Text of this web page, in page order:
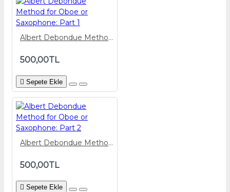
Albert Debondue Method for Oboe or Saxophone: Part 1
500,00TL
Sepete Ekle
Albert Debondue Method for Oboe or Saxophone: Part 2
500,00TL
Sepete Ekle